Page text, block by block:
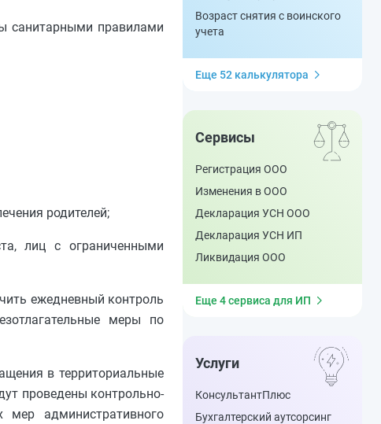
санитарными правилами
родителей;
лиц с ограниченными
ежедневный контроль
меры по
в территориальные
проведены контрольно-
административного
Возраст снятия с воинского
учета
Еще 52 калькулятора
Сервисы
Регистрация ООО
Изменения в ООО
Декларация УСН ООО
Декларация УСН ИП
Ликвидация ООО
Еще 4 сервиса для ИП
Услуги
КонсультантПлюс
Бухгалтерский аутсорсинг